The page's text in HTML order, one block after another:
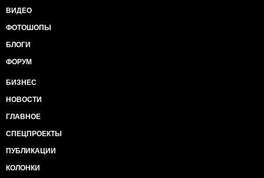
ВИДЕО
ФОТОШОПЫ
БЛОГИ
ФОРУМ
БИЗНЕС
НОВОСТИ
ГЛАВНОЕ
СПЕЦПРОЕКТЫ
ПУБЛИКАЦИИ
КОЛОНКИ